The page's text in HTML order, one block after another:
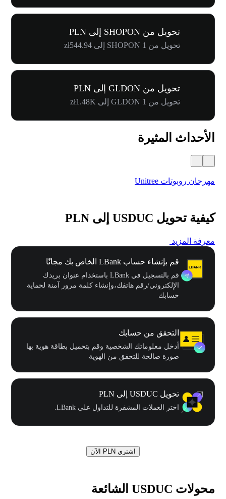
تحويل من SHOPON إلى PLN
تحويل من 1 SHOPON إلى zł544.94
تحويل من GLDON إلى PLN
تحويل من 1 GLDON إلى zł1.48K
الأحداث المثيرة
مهرجان روبوتات Unitree
كيفية تحويل USDUC إلى PLN
معرفة المزيد
قم بإنشاء حساب LBank الخاص بك مجانًا
قم بالتسجيل في LBank باستخدام عنوان بريدك
الإلكتروني/رقم هاتفك،وإنشاء كلمة مرور آمنة لحماية
حسابك
التحقق من حسابك
أدخل معلوماتك الشخصية وقم بتحميل بطاقة هوية بها
صورة صالحة للتحقق من الهوية
تحويل USDUC إلى PLN
اختر العملات المشفرة للتداول على LBank.
اشتري PLN الآن
محولات USDUC الشائعة